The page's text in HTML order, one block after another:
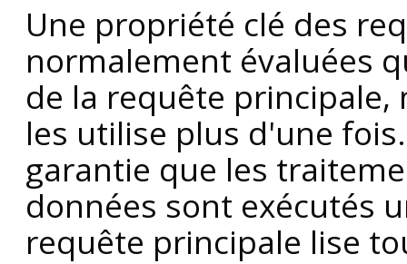
Une propriété clé des
normalement évaluées
de la requête
les utilise plus d'une
garantie que les
données sont exécutés
requête principale lise